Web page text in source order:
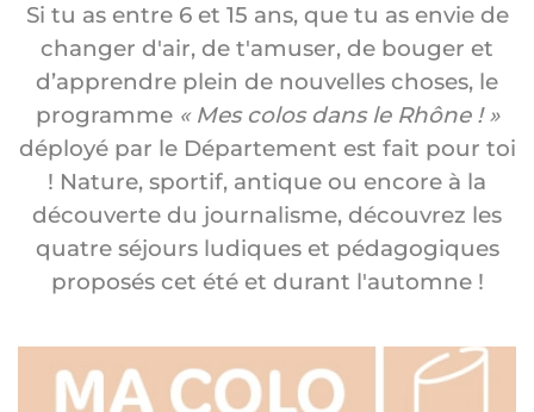
Si tu as entre 6 et 15 ans, que tu as envie de
changer d'air, de t'amuser, de bouger et
d’apprendre plein de nouvelles choses, le
programme « Mes colos dans le Rhône ! »
déployé par le Département est fait pour toi
! Nature, sportif, antique ou encore à la
découverte du journalisme, découvrez les
quatre séjours ludiques et pédagogiques
proposés cet été et durant l'automne !